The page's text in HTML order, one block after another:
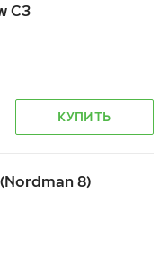
C3
КУПИТЬ
8)